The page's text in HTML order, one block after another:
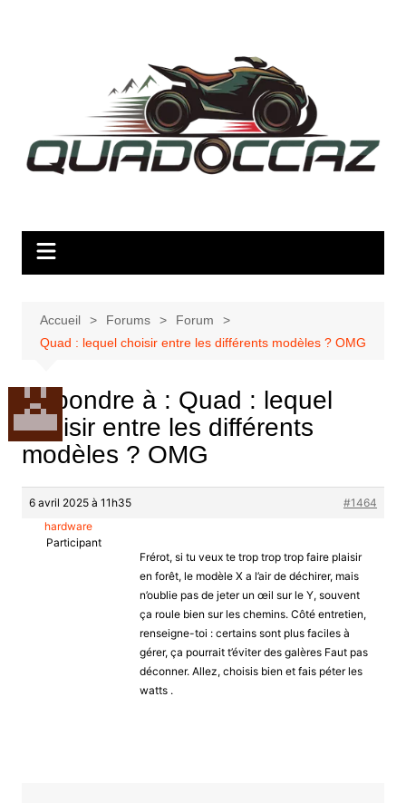
Accueil Forums
Forum
Quad : lequel choisir entre les différents modèles ? OMG
Répondre à : Quad : lequel
choisir entre les différents
modèles ? OMG
6 avril 2025 à 11h35
#1464
hardware
Participant
Frérot, si tu veux te trop trop trop faire plaisir
en forêt, le modèle X a l’air de déchirer, mais
n’oublie pas de jeter un œil sur le Y, souvent
ça roule bien sur les chemins. Côté entretien,
renseigne-toi : certains sont plus faciles à
gérer, ça pourrait t’éviter des galères Faut pas
déconner. Allez, choisis bien et fais péter les
watts .